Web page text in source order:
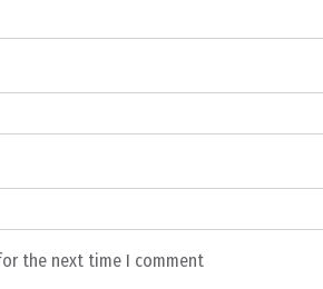
the next time I comment